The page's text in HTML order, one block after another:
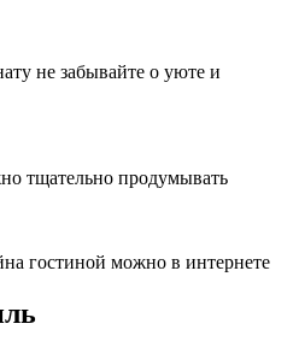
не забывайте о уюте и
тщательно продумывать
гостиной можно в интернете